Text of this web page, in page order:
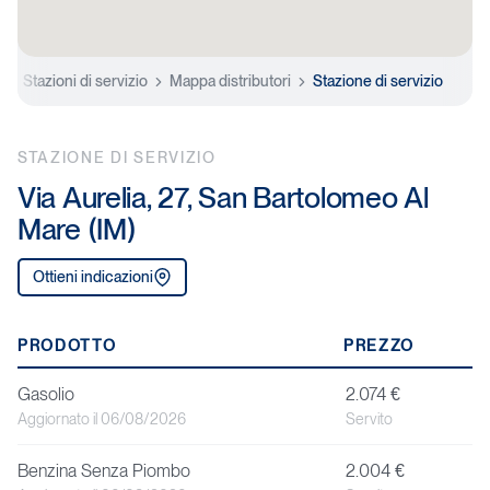
Stazioni di servizio Mappa distributori Stazione di servizio
STAZIONE DI SERVIZIO
Via Aurelia, 27, San Bartolomeo Al
Mare (IM)
Ottieni indicazioni
P
r
o
PRODOTTO PREZZO
Gasolio
Aggiornato il 06/08/2026
2.074 €
Servito
Benzina Senza Piombo 2.004 €